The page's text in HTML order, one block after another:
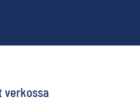
verkossa